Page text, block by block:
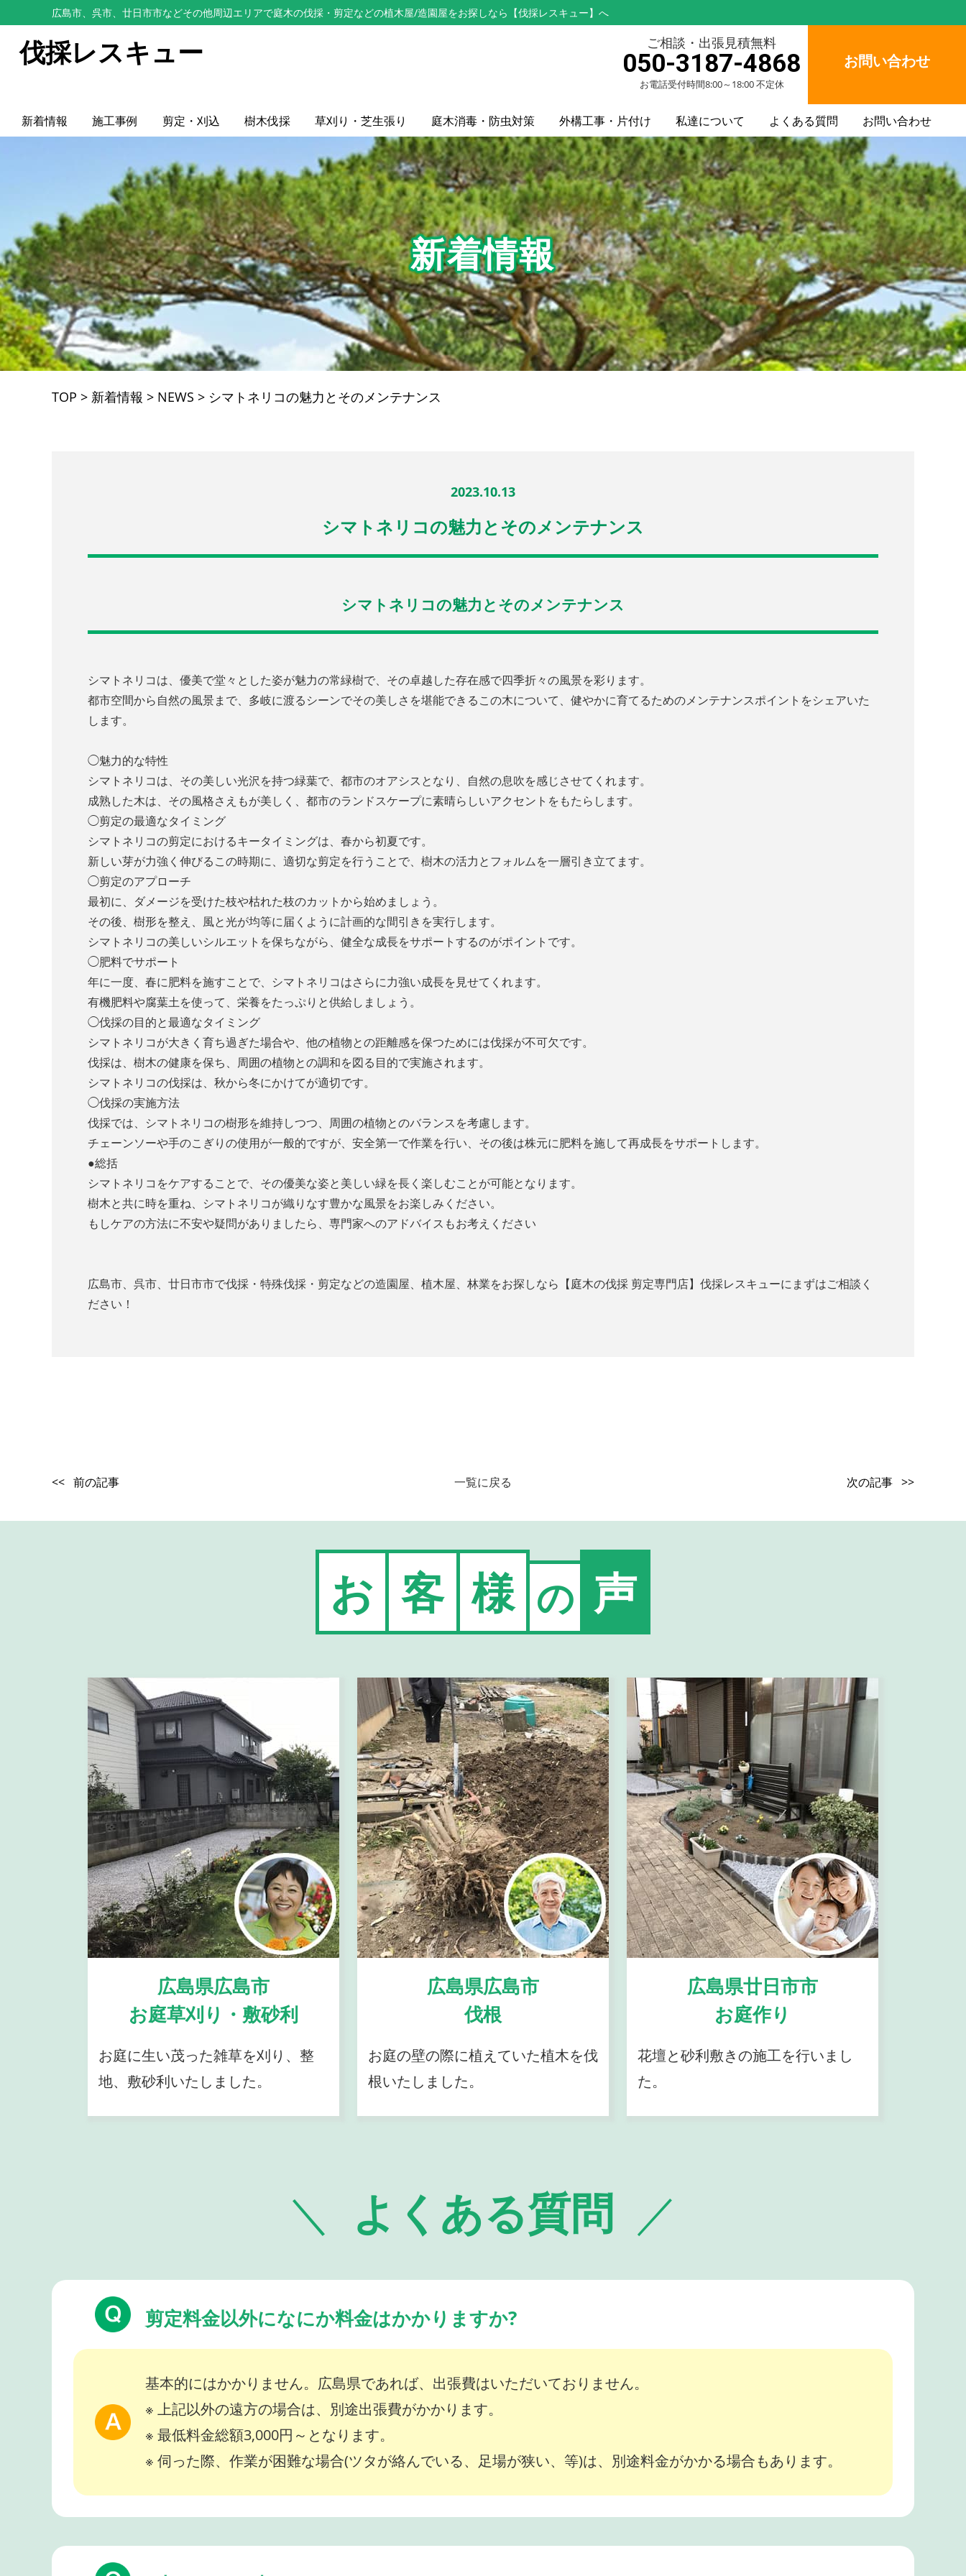
広島市、呉市、廿日市市などその他周辺エリアで庭木の伐採・剪定などの植木屋/造園屋をお探しなら【伐採レスキュー】へ
伐採レスキュー ご相談・出張見積無料
050-3187-4868
お電話受付時間8:00～18:00 不定休
お問い合わせ
新着情報 施工事例 剪定・刈込 樹木伐採 草刈り・芝生張り 庭木消毒・防虫対策 外構工事・片付け 私達について よくある質問 お問い合わせ
新着情報
TOP > 新着情報 > NEWS > シマトネリコの魅力とそのメンテナンス
2023.10.13
シマトネリコの魅力とそのメンテナンス
シマトネリコの魅力とそのメンテナンス
シマトネリコは、優美で堂々とした姿が魅力の常緑樹で、その卓越した存在感で四季折々の風景を彩ります。
都市空間から自然の風景まで、多岐に渡るシーンでその美しさを堪能できるこの木について、健やかに育てるためのメンテナンスポイントをシェアいた
します。
◯魅力的な特性
シマトネリコは、その美しい光沢を持つ緑葉で、都市のオアシスとなり、自然の息吹を感じさせてくれます。
成熟した木は、その風格さえもが美しく、都市のランドスケープに素晴らしいアクセントをもたらします。
◯剪定の最適なタイミング
シマトネリコの剪定におけるキータイミングは、春から初夏です。
新しい芽が力強く伸びるこの時期に、適切な剪定を行うことで、樹木の活力とフォルムを一層引き立てます。
◯剪定のアプローチ
最初に、ダメージを受けた枝や枯れた枝のカットから始めましょう。
その後、樹形を整え、風と光が均等に届くように計画的な間引きを実行します。
シマトネリコの美しいシルエットを保ちながら、健全な成長をサポートするのがポイントです。
◯肥料でサポート
年に一度、春に肥料を施すことで、シマトネリコはさらに力強い成長を見せてくれます。
有機肥料や腐葉土を使って、栄養をたっぷりと供給しましょう。
◯伐採の目的と最適なタイミング
シマトネリコが大きく育ち過ぎた場合や、他の植物との距離感を保つためには伐採が不可欠です。
伐採は、樹木の健康を保ち、周囲の植物との調和を図る目的で実施されます。
シマトネリコの伐採は、秋から冬にかけてが適切です。
◯伐採の実施方法
伐採では、シマトネリコの樹形を維持しつつ、周囲の植物とのバランスを考慮します。
チェーンソーや手のこぎりの使用が一般的ですが、安全第一で作業を行い、その後は株元に肥料を施して再成長をサポートします。
●総括
シマトネリコをケアすることで、その優美な姿と美しい緑を長く楽しむことが可能となります。
樹木と共に時を重ね、シマトネリコが織りなす豊かな風景をお楽しみください。
もしケアの方法に不安や疑問がありましたら、専門家へのアドバイスもお考えください
広島市、呉市、廿日市市で伐採・特殊伐採・剪定などの造園屋、植木屋、林業をお探しなら【庭木の伐採 剪定専門店】伐採レスキューにまずはご相談く
ださい！
<< 前の記事 一覧に戻る 次の記事 >>
お 客 様 の 声
広島県広島市
お庭草刈り・敷砂利
お庭に生い茂った雑草を刈り、整
地、敷砂利いたしました。
広島県広島市
伐根
お庭の壁の際に植えていた植木を伐
根いたしました。
広島県廿日市市
お庭作り
花壇と砂利敷きの施工を行いまし
た。
よくある質問
剪定料金以外になにか料金はかかりますか?
基本的にはかかりません。広島県であれば、出張費はいただいておりません。
※ 上記以外の遠方の場合は、別途出張費がかかります。
※ 最低料金総額3,000円～となります。
※ 伺った際、作業が困難な場合(ツタが絡んでいる、足場が狭い、等)は、別途料金がかかる場合もあります。